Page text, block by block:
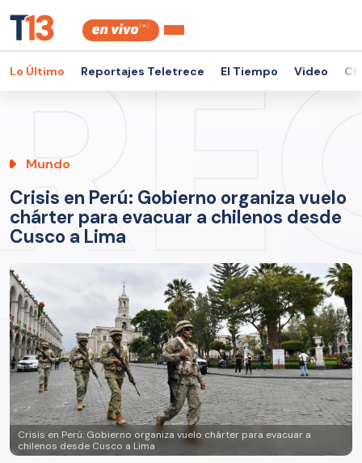
Lo Último Reportajes Teletrece El Tiempo Video
Mundo
Crisis en Perú: Gobierno organiza vuelo
chárter para evacuar a chilenos desde
Cusco a Lima
Crisis en Perú: Gobierno organiza vuelo chárter para evacuar a
chilenos desde Cusco a Lima